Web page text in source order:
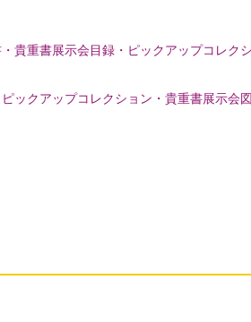
重書展示会目録・ピックアップコレク
クアップコレクション・貴重書展示会